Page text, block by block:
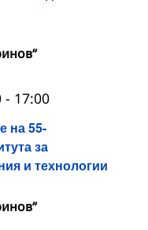
на 55-
за
и технологии
- 17:00